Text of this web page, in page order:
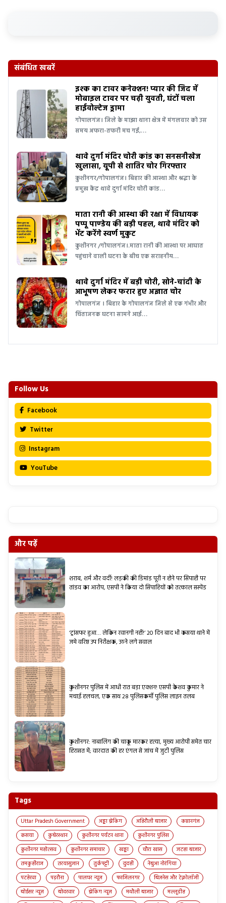
संबंधित खबरें
इश्क का टावर कनेक्शन! प्यार की जिद में
मोबाइल टावर पर चढ़ी युवती, घंटों चला
हाईवोल्टेज ड्रामा
गोपालगंज। जिले के माझा थाना क्षेत्र में मंगलवार को उस
समय अफरा-तफरी मच गई,…
थावे दुर्गा मंदिर चोरी कांड का सनसनीखेज
खुलासा, यूपी से शातिर चोर गिरफ्तार
कुशीनगर/गोपालगंज। बिहार की आस्था और श्रद्धा के
प्रमुख केंद्र थावे दुर्गा मंदिर चोरी कांड…
माता रानी की आस्था की रक्षा में विधायक
पप्पू पाण्डेय की बड़ी पहल, थावे मंदिर को
भेंट करेंगे स्वर्ण मुकुट
कुशीनगर /गोपालगंज।.माता रानी की आस्था पर आघात
पहुंचाने वाली घटना के बीच एक सराहनीय…
थावे दुर्गा मंदिर में बड़ी चोरी, सोने-चांदी के
आभूषण लेकर फरार हुए अज्ञात चोर
गोपालगंज । बिहार के गोपालगंज जिले से एक गंभीर और
चिंताजनक घटना सामने आई…
Follow Us
Facebook
Twitter
Instagram
YouTube
और पढ़ें
शराब, शर्म और वर्दी! लड़की की डिमांड पूरी न होने पर सिपाही पर
तांडव का आरोप, एसपी ने किया दो सिपाहियों को तत्काल सस्पेंड
‘ट्रांसफर हुआ… लेकिन रवानगी नहीं!’ 20 दिन बाद भी कसया थाने में
जमे वरिष्ठ उप निरीक्षक, उठने लगे सवाल
कुशीनगर पुलिस में आधी रात बड़ा एक्शन! एसपी केशव कुमार ने
मचाई हलचल, एक साथ 28 पुलिसकर्मी पुलिस लाइन तलब
कुशीनगर: नाबालिग की चाकू मारकर हत्या, मुख्य आरोपी समेत चार
हिरासत में; वारदात की हर एंगल से जांच में जुटी पुलिस
Tags
Uttar Pradesh Government अड्डा ब्रेकिंग अहिरौली बाजार
कप्तानगंज
कसया
कुबेरस्थान कुशीनगर पर्यटन थाना
कुशीनगर पुलिस
कुशीनगर महोत्सव
कुशीनगर समाचार खड्डा चौरा खास
जटहा बाजार
तमकुहीराज
तरयासुजान तुर्कपट्टी दुदही
नेबुआ नोरंगिया
पटहेरवा
पड़रौना पालघर न्यूज़ फाजिलनगर
बिज़नेस और टेक्नोलॉजी
बोईसर न्यूज़
बोदरवार ब्रेकिंग न्यूज़ मथौली बाजार
मल्लूडीह